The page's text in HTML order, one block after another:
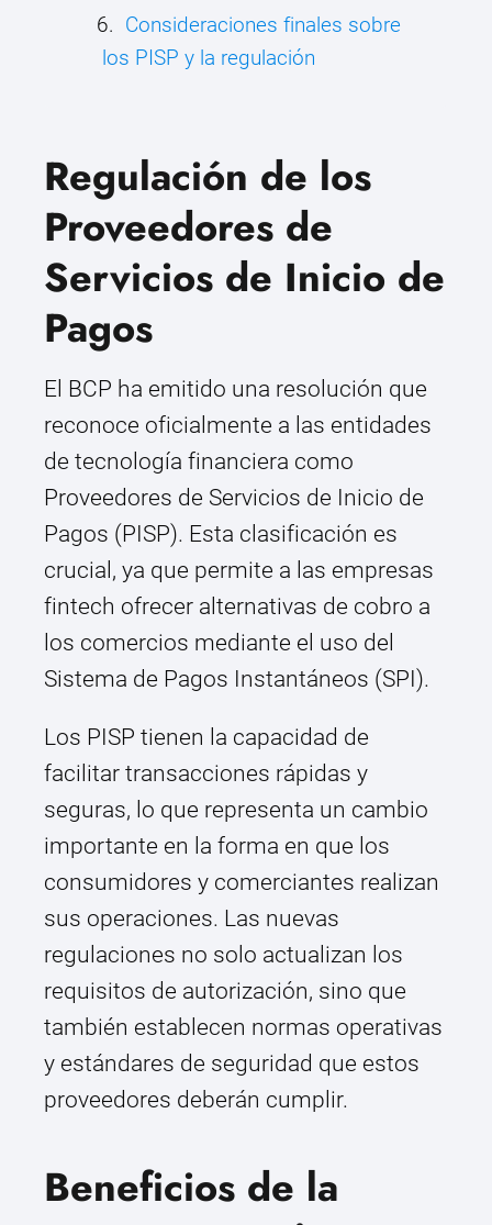
Consideraciones finales sobre
los PISP y la regulación
Regulación de los
Proveedores de
Servicios de Inicio de
Pagos
El BCP ha emitido una resolución que
reconoce oficialmente a las entidades
de tecnología financiera como
Proveedores de Servicios de Inicio de
Pagos (PISP). Esta clasificación es
crucial, ya que permite a las empresas
fintech ofrecer alternativas de cobro a
los comercios mediante el uso del
Sistema de Pagos Instantáneos (SPI).
Los PISP tienen la capacidad de
facilitar transacciones rápidas y
seguras, lo que representa un cambio
importante en la forma en que los
consumidores y comerciantes realizan
sus operaciones. Las nuevas
regulaciones no solo actualizan los
requisitos de autorización, sino que
también establecen normas operativas
y estándares de seguridad que estos
proveedores deberán cumplir.
Beneficios de la